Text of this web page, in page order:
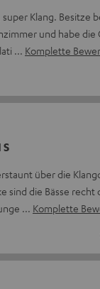
Klang. Besitze
und habe die
Komplette
über die
sind die Bässe
Komplette